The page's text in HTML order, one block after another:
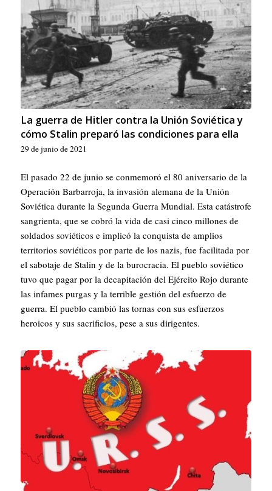
La guerra de Hitler contra la Unión Soviética y
cómo Stalin preparó las condiciones para ella
29 de junio de 2021
El pasado 22 de junio se conmemoró el 80 aniversario de la
Operación Barbarroja, la invasión alemana de la Unión
Soviética durante la Segunda Guerra Mundial. Esta catástrofe
sangrienta, que se cobró la vida de casi cinco millones de
soldados soviéticos e implicó la conquista de amplios
territorios soviéticos por parte de los nazis, fue facilitada por
el sabotaje de Stalin y de la burocracia. El pueblo soviético
tuvo que pagar por la decapitación del Ejército Rojo durante
las infames purgas y la terrible gestión del esfuerzo de
guerra. El pueblo cambió las tornas con sus esfuerzos
heroicos y sus sacrificios, pese a sus dirigentes.